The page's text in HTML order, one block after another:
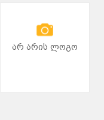
არ არის ლოგო